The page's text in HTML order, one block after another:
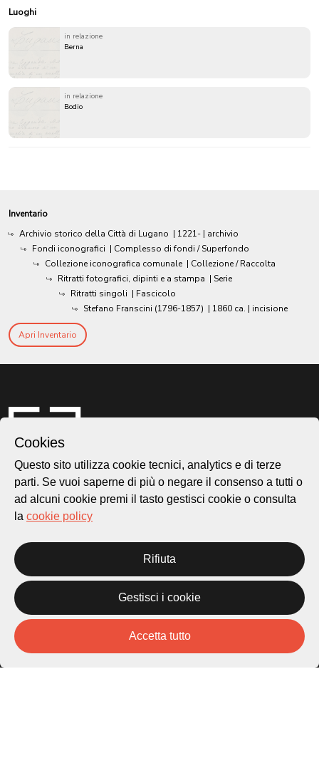
Luoghi
in relazione
Berna
in relazione
Bodio
Inventario
Archivio storico della Città di Lugano | 1221- | archivio
Fondi iconografici | Complesso di fondi / Superfondo
Collezione iconografica comunale | Collezione / Raccolta
Ritratti fotografici, dipinti e a stampa | Serie
Ritratti singoli | Fascicolo
Stefano Franscini (1796-1857) | 1860 ca. | incisione
Apri Inventario
Piazza Carlo Cattaneo 1
6976 Castagnola
Archivio Lugano © 2026
Cookies
Questo sito utilizza cookie tecnici, analytics e di terze
parti. Se vuoi saperne di più o negare il consenso a tutti o
ad alcuni cookie premi il tasto gestisci cookie o consulta
la cookie policy
Rifiuta
Gestisci i cookie
Accetta tutto